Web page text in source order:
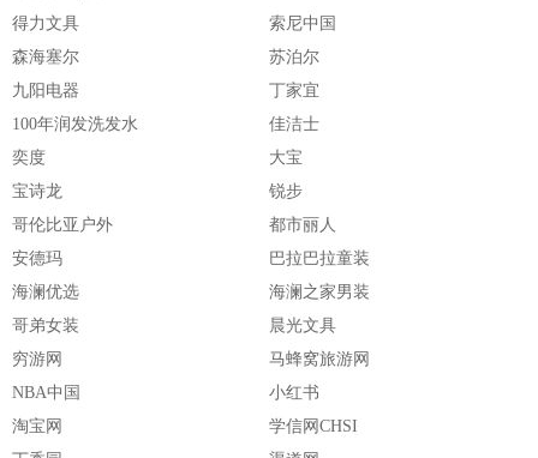
得力文具
索尼中国
森海塞尔
苏泊尔
九阳电器
丁家宜
100年润发洗发水
佳洁士
奕度
大宝
宝诗龙
锐步
哥伦比亚户外
都市丽人
安德玛
巴拉巴拉童装
海澜优选
海澜之家男装
哥弟女装
晨光文具
穷游网
马蜂窝旅游网
NBA中国
小红书
淘宝网
学信网CHSI